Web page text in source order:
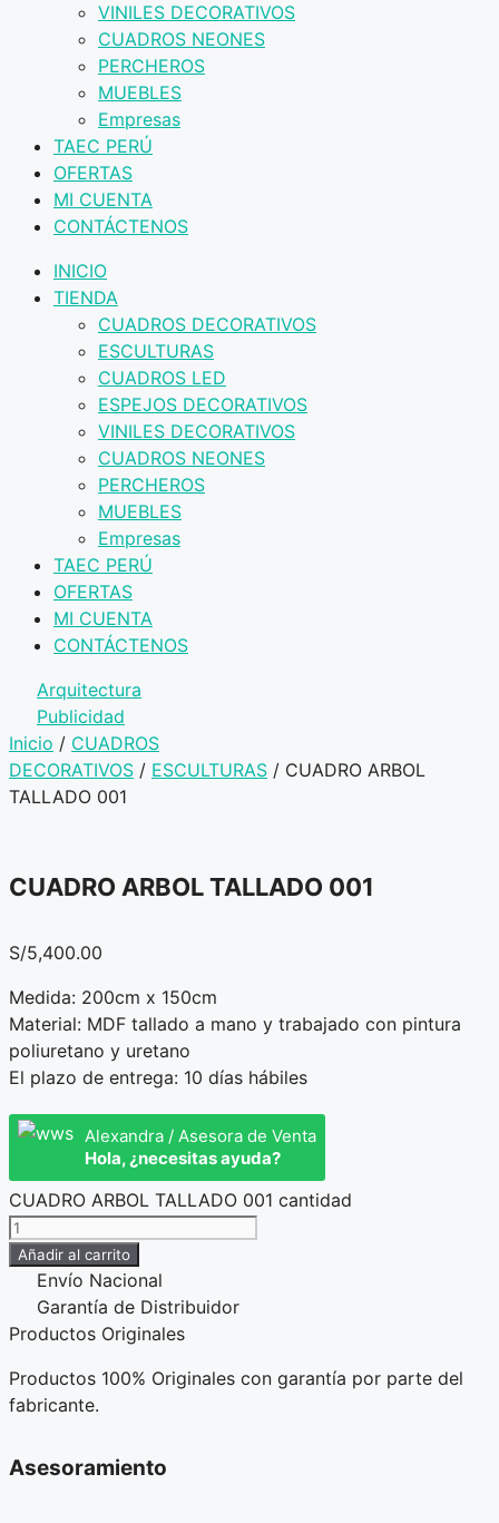
VINILES DECORATIVOS
CUADROS NEONES
PERCHEROS
MUEBLES
Empresas
TAEC PERÚ
OFERTAS
MI CUENTA
CONTÁCTENOS
INICIO
TIENDA
CUADROS DECORATIVOS
ESCULTURAS
CUADROS LED
ESPEJOS DECORATIVOS
VINILES DECORATIVOS
CUADROS NEONES
PERCHEROS
MUEBLES
Empresas
TAEC PERÚ
OFERTAS
MI CUENTA
CONTÁCTENOS
Arquitectura
Publicidad
Inicio / CUADROS
DECORATIVOS / ESCULTURAS / CUADRO ARBOL
TALLADO 001
CUADRO ARBOL TALLADO 001
S/5,400.00
Medida: 200cm x 150cm
Material: MDF tallado a mano y trabajado con pintura
poliuretano y uretano
El plazo de entrega: 10 días hábiles
Alexandra / Asesora de Venta
Hola, ¿necesitas ayuda?
CUADRO ARBOL TALLADO 001 cantidad
Añadir al carrito
Envío Nacional
Garantía de Distribuidor
Productos Originales
Productos 100% Originales con garantía por parte del
fabricante.
Asesoramiento